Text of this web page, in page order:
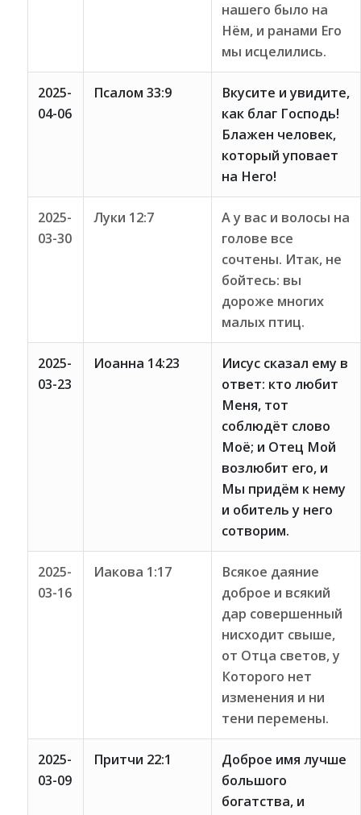
нашего было на
Нём, и ранами Его
мы исцелились.
2025-
04-06
Псалом 33:9
Вкусите и увидите,
как благ Господь!
Блажен человек,
который уповает
на Него!
2025-
03-30
Луки 12:7
А у вас и волосы на
голове все
сочтены. Итак, не
бойтесь: вы
дороже многих
малых птиц.
2025-
03-23
Иоанна 14:23
Иисус сказал ему в
ответ: кто любит
Меня, тот
соблюдёт слово
Моё; и Отец Мой
возлюбит его, и
Мы придём к нему
и обитель у него
сотворим.
2025-
03-16
Иакова 1:17
Всякое даяние
доброе и всякий
дар совершенный
нисходит свыше,
от Отца светов, у
Которого нет
изменения и ни
тени перемены.
2025-
03-09
Притчи 22:1
Доброе имя лучше
большого
богатства, и